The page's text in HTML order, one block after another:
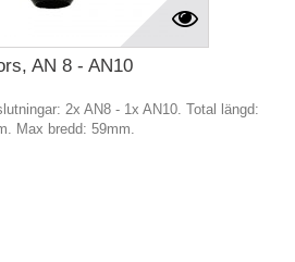
AN 8 - AN10
2x AN8 - 1x AN10. Total längd:
Max bredd: 59mm.